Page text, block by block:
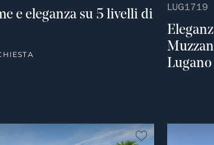
e eleganza su 5 livelli di
LUG1719
Lugano
Non preferito